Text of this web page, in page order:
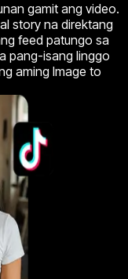
gamit ang video.
story na direktang
feed patungo sa
pang-isang linggo
aming Image to